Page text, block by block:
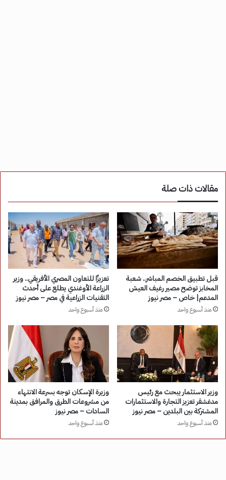
مقالات ذات صلة
قبل تطبيق الخصم المباشر.. شعبة
المخابز توضح مصير رغيف العيش
المدعم| خاص – مصر نيوز
منذ أسبوع واحد
تعزيزًا للتعاون المصري الأفريقي.. وزير
الزراعة الأوغندي يطلع على أحدث
التقنيات الزراعية في مصر – مصر نيوز
منذ أسبوع واحد
وزير الاستثمار يبحث مع رئيس
مدغشقر تعزيز التجارة والاستثمارات
المشتركة بين البلدين – مصر نيوز
منذ أسبوع واحد
وزيرة الإسكان توجه بسرعة الانتهاء
من مشروعات الطرق والمرافق بمدينة
السادات – مصر نيوز
منذ أسبوع واحد